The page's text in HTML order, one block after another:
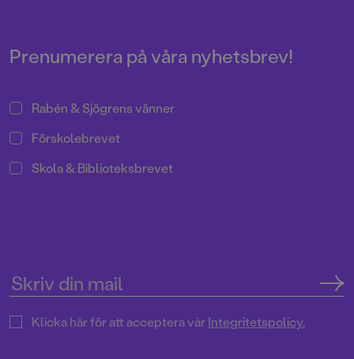
Prenumerera på våra nyhetsbrev!
Rabén & Sjögrens vänner
Förskolebrevet
Skola & Biblioteksbrevet
Klicka här för att acceptera vårIntegritetspolicy.